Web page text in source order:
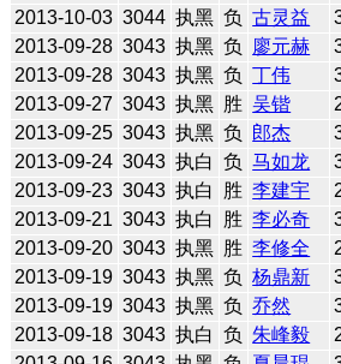
2013-10-03 3044 执黑 负 古灵益
2013-09-28 3043 执黑 负 廖元赫
2013-09-28 3043 执黑 负 丁伟
2013-09-27 3043 执黑 胜 吴锴
2013-09-25 3043 执黑 负 郎杰
2013-09-24 3043 执白 负 马如龙
2013-09-23 3043 执白 胜 李建宇
2013-09-21 3043 执白 胜 李必奇
2013-09-20 3043 执黑 胜 李修全
2013-09-19 3043 执黑 负 杨鼎新
2013-09-19 3043 执黑 负 乔然
2013-09-18 3043 执白 负 朱峰毅